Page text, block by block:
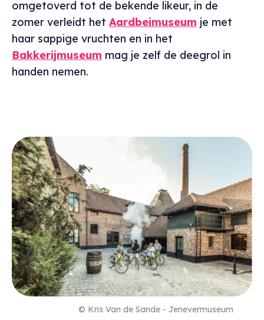
omgetoverd tot de bekende likeur, in de
zomer verleidt het Aardbeimuseum je met
haar sappige vruchten en in het
Bakkerijmuseum mag je zelf de deegrol in
handen nemen.
© Kris Van de Sande - Jenevermuseum